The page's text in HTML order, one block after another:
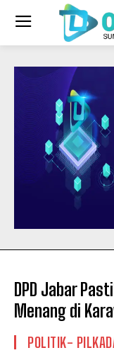
DPD Jabar
Menang di
POLITIK-